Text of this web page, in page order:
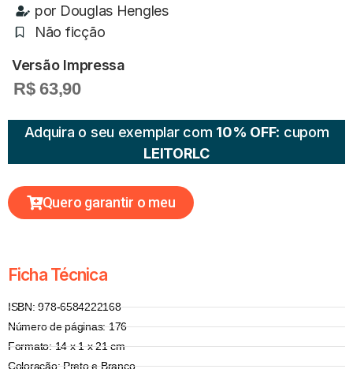
por Douglas Hengles
Não ficção
Versão Impressa
R$ 63,90
Adquira o seu exemplar com 10% OFF: cupom
LEITORLC
Quero garantir o meu
Ficha Técnica
ISBN: 978-6584222168
Número de páginas: 176
Formato: 14 x 1 x 21 cm
Coloração: Preto e Branco